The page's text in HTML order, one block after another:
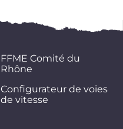
FFME Comité du
Rhône
Configurateur de voies
de vitesse